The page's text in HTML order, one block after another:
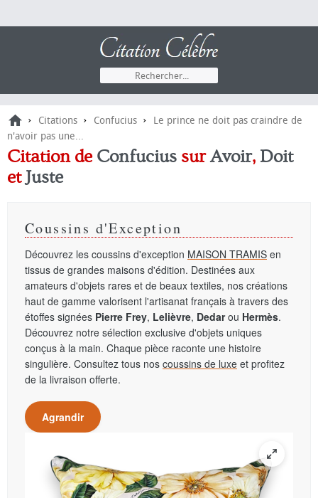
› Citations › Confucius ›
Le prince ne doit pas craindre de
n'avoir pas une...
Citation de Confucius surAvoir, Doit
etJuste
Coussins d'Exception
Découvrez les coussins d'exception MAISON TRAMIS en
tissus de grandes maisons d'édition. Destinées aux
amateurs d'objets rares et de beaux textiles, nos créations
haut de gamme valorisent l'artisanat français à travers des
étoffes signées Pierre Frey, Lelièvre, Dedarou Hermès.
Découvrez notre sélection exclusive d'objets uniques
conçus à la main. Chaque pièce raconte une histoire
singulière. Consultez tous nos coussins de luxe et profitez
de la livraison offerte.
Agrandir